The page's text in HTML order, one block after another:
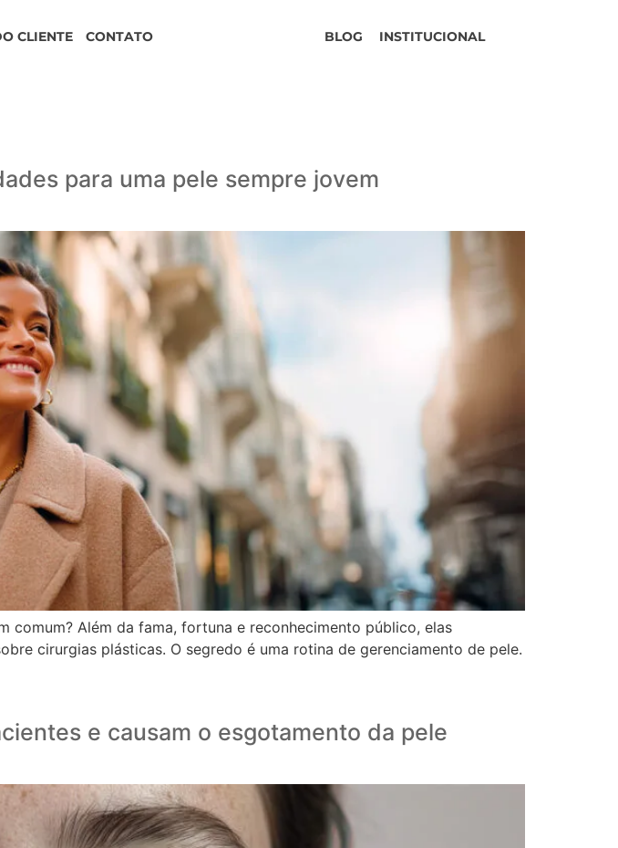
CLIENTE CONTATO INSTITUCIONAL
BLOG
para uma pele sempre jovem
comum? Além da fama, fortuna e reconhecimento público, elas
cirurgias plásticas. O segredo é uma rotina de gerenciamento de pele.
e causam o esgotamento da pele